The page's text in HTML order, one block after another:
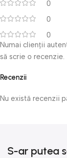
0
0
0
Recenzii
Nu există recenzii
Numai clienții
să scrie o recenzie.
S-ar putea